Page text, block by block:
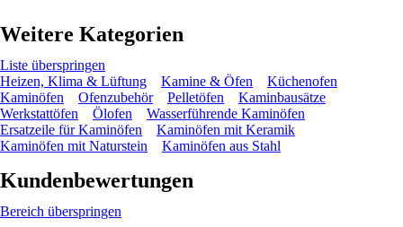
Weitere Kategorien
Liste überspringen
Heizen, Klima & Lüftung
Kamine & Öfen
Küchenofen
Kaminöfen
Ofenzubehör Pelletöfen
Kaminbausätze
Werkstattöfen
Ölofen
Wasserführende Kaminöfen
Ersatzeile für Kaminöfen
Kaminöfen mit Keramik
Kaminöfen mit Naturstein
Kaminöfen aus Stahl
Kundenbewertungen
Bereich überspringen